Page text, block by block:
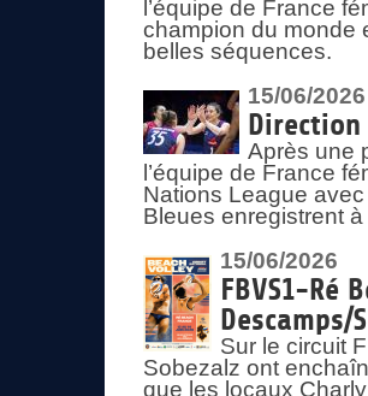
l’équipe de France
champion du monde
belles séquences.
15/06/2026
Après une
l’équipe de France
Nations League
Bleues enregistrent
15/06/2026
FBVS1-Ré
Descamps/
Sur le circuit
Sobezalz ont
que les locaux